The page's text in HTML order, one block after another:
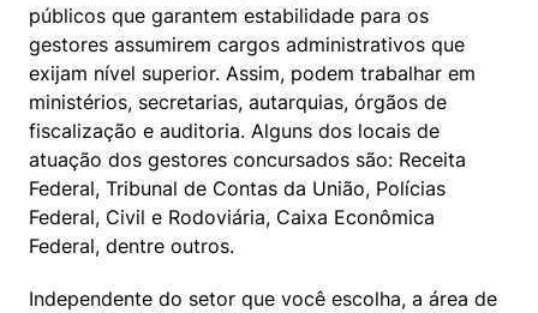
públicos que garantem estabilidade para os
gestores assumirem cargos administrativos que
exijam nível superior. Assim, podem trabalhar em
ministérios, secretarias, autarquias, órgãos de
fiscalização e auditoria. Alguns dos locais de
atuação dos gestores concursados são: Receita
Federal, Tribunal de Contas da União, Polícias
Federal, Civil e Rodoviária, Caixa Econômica
Federal, dentre outros.
Independente do setor que você escolha, a área de